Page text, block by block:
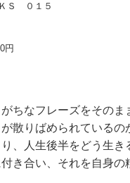
Ｓ ０１５
円
ちなフレーズをそのま
散りばめられている
り、人生後半をどう生
き合い、それを自身